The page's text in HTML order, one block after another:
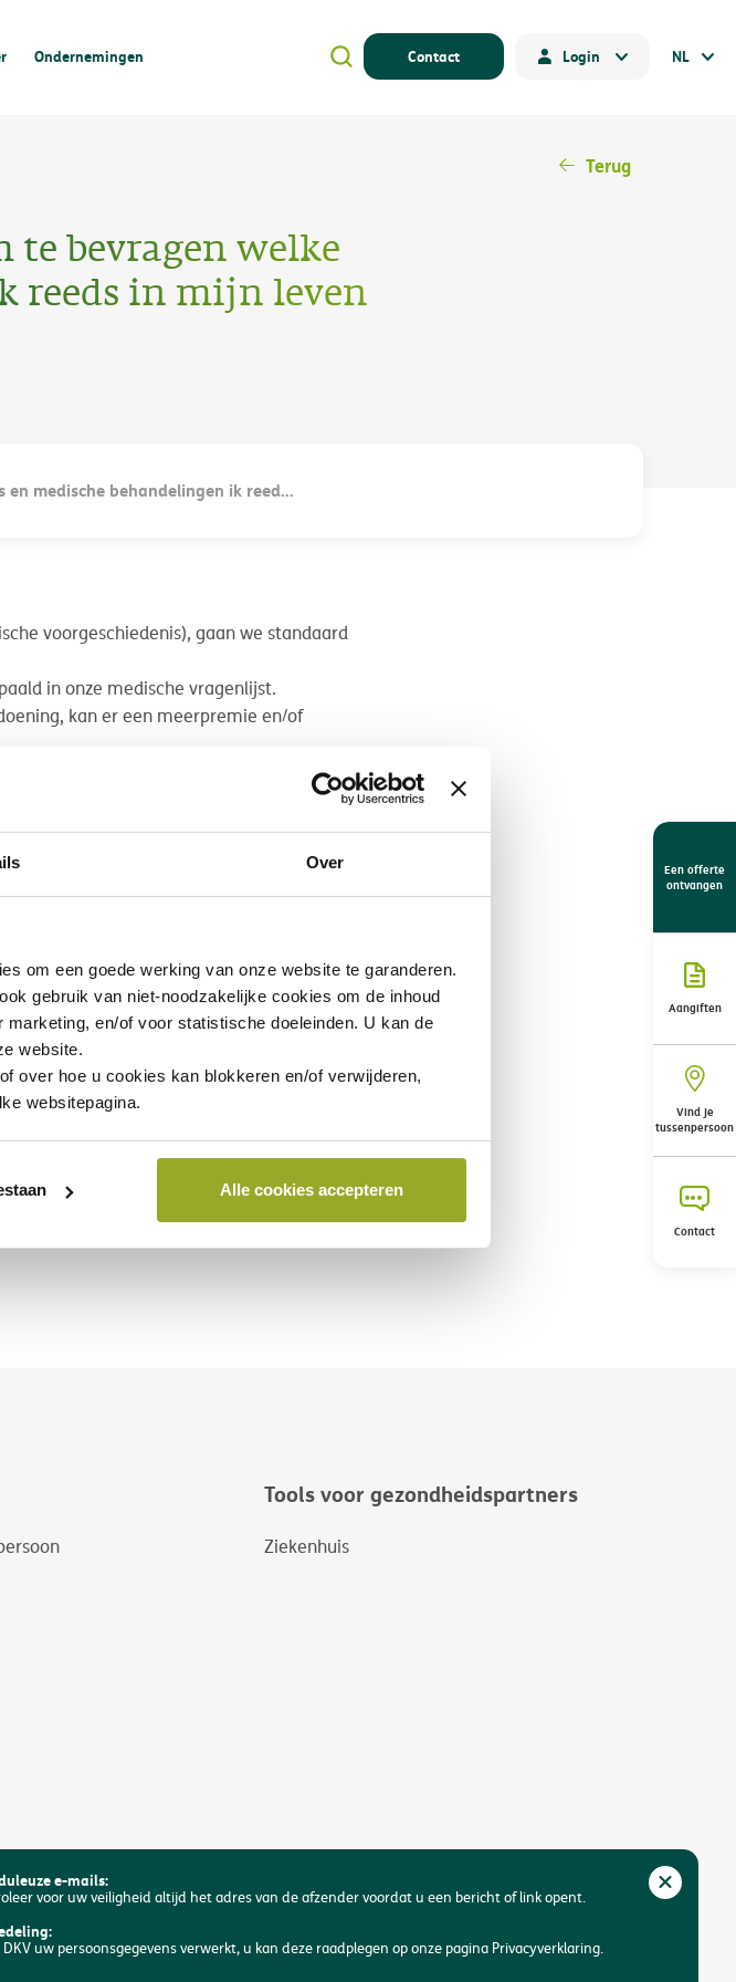
Over
om een goede werking van onze website te garanderen.
gebruik van niet-noodzakelijke cookies om de inhoud
en/of voor statistische doeleinden. U kan de
website.
over hoe u cookies kan blokkeren en/of verwijderen,
websitepagina.
Alle cookies accepteren
Ondernemingen Contact Login NL
Een offerte
ontvangen
Aangiften
Vind je
tussenpersoon
Contact
te bevragen welke
reeds in mijn leven
Terug
medische behandelingen ik reed...
voorgeschiedenis), gaan we standaard
in onze medische vragenlijst.
kan er een meerpremie en/of
zijn via een meerpremie?
Tools voor gezondheidspartners
Ziekenhuis
e-mails:
voor uw veiligheid altijd het adres van de afzender voordat u een bericht of link opent.
uw persoonsgegevens verwerkt, u kan deze raadplegen op onze pagina Privacyverklaring.